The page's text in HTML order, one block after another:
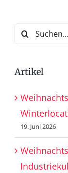
Suche
nach:
Artikel
19. Juni 2026